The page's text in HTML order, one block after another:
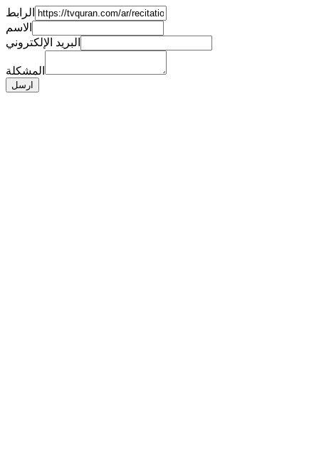
الرابط
الاسم
البريد الإلكتروني
المشكلة
ارسل